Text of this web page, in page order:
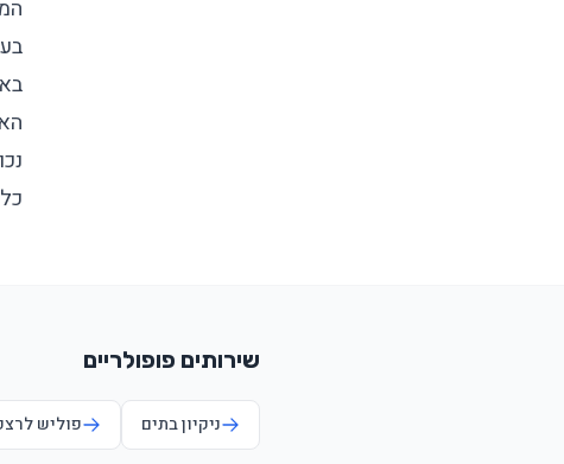
שירותים פופולריים
ניקיון בתים פוליש